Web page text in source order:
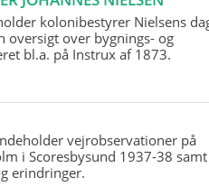
kolonibestyrer Nielsens
oversigt over bygnings- og
bl.a. på Instrux af 1873.
vejrobservationer på
i Scoresbysund 1937-38 samt
erindringer.